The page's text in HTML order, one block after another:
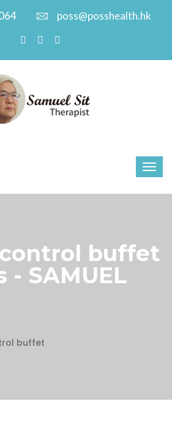
poss@posshealth.hk
buffet
- SAMUEL
buffet